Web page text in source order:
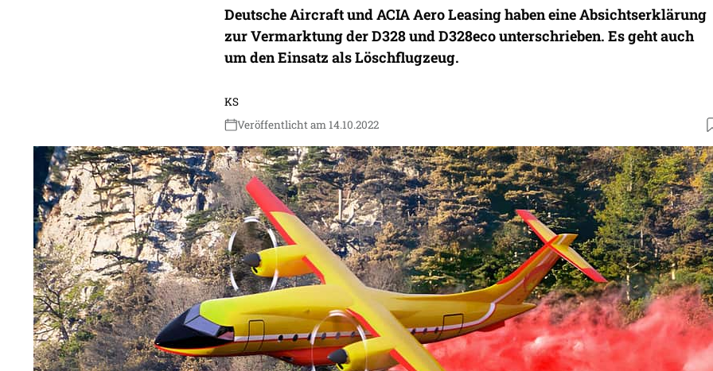
Deutsche Aircraft und ACIA Aero Leasing haben eine Absichtserklärung
zur Vermarktung der D328 und D328eco unterschrieben. Es geht auch
um den Einsatz als Löschflugzeug.
KS
Veröffentlicht am 14.10.2022